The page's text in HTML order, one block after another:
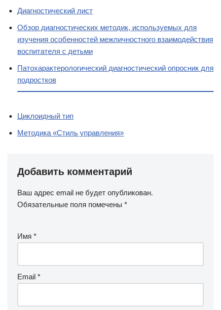
Диагностический лист
Обзор диагностических методик, используемых для
изучения особенностей межличностного взаимодействия
воспитателя с детьми
Патохарактерологический диагностический опросник для
подростков
Циклоидный тип
Методика «Стиль управления»
Добавить комментарий
Ваш адрес email не будет опубликован.
Обязательные поля помечены *
Имя *
Email *